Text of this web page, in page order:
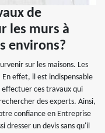
de
les murs à
environs?
sur les maisons. Les
effet, il est indispensable
ces travaux qui
des experts. Ainsi,
confiance en Entreprise
dresser un devis sans qu'il